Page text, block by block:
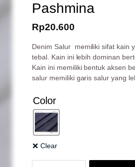
Pashmina
Rp20.600
Denim Salur memiliki sifat kain
tebal. Kain ini lebih dominan
Kain ini memiliki bentuk aksen
salur memiliki garis salur yang
Color
Clear